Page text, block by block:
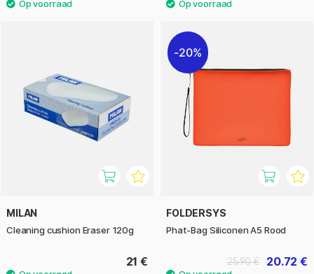
MILAN
Cleaning cushion Eraser 120g
21 €
20%
FOLDERSYS
Phat-Bag Siliconen A5 Rood
20.72 €
25.90 €